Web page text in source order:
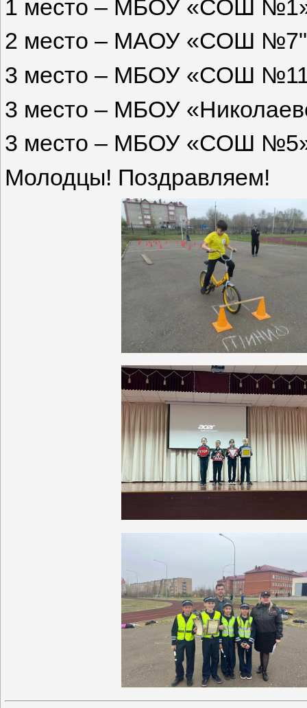
1 место – МБОУ «СОШ
2 место – МАОУ «СОШ
3 место – МБОУ «СОШ
3 место – МБОУ
3 место – МБОУ «СОШ
Молодцы! Поздравляем!